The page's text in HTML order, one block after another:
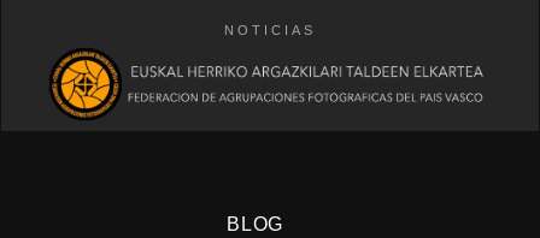
NOTICIAS
BLOG